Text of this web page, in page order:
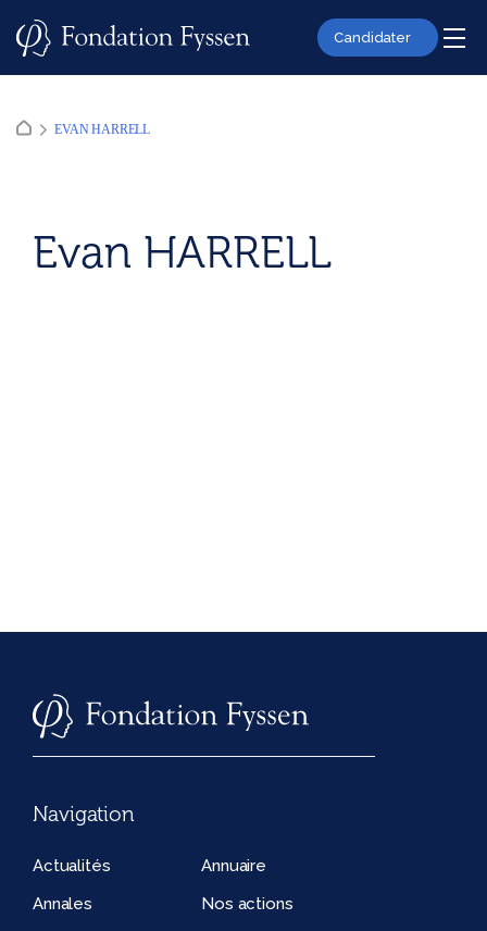
Candidater
EVAN HARRELL
Evan HARRELL
Navigation
Actualités
Annuaire
Annales
Nos actions